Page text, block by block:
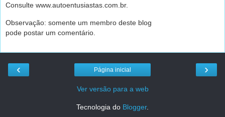
Consulte www.autoentusiastas.com.br.
Observação: somente um membro deste blog
pode postar um comentário.
‹ ›
Página inicial
Ver versão para a web
Tecnologia do Blogger.